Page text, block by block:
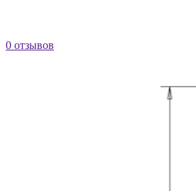
0 отзывов